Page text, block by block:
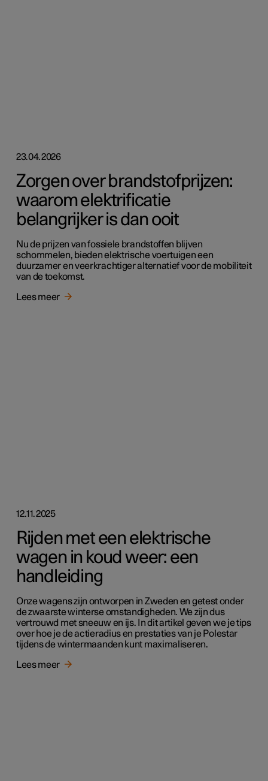
23.04.2026
Zorgen over brandstofprijzen:
waarom elektrificatie
belangrijker is dan ooit
Nu de prijzen van fossiele brandstoffen blijven
schommelen, bieden elektrische voertuigen een
duurzamer en veerkrachtiger alternatief voor de mobiliteit
van de toekomst.
Lees meer
12.11.2025
Rijden met een elektrische
wagen in koud weer: een
handleiding
Onze wagens zijn ontworpen in Zweden en getest onder
de zwaarste winterse omstandigheden. We zijn dus
vertrouwd met sneeuw en ijs. In dit artikel geven we je tips
over hoe je de actieradius en prestaties van je Polestar
tijdens de wintermaanden kunt maximaliseren.
Lees meer